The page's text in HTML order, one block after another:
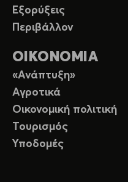
Εξορύξεις
Περιβάλλον
ΟΙΚΟΝΟΜΙΑ
«Ανάπτυξη»
Αγροτικά
Οικονομική πολιτική
Τουρισμός
Υποδομές